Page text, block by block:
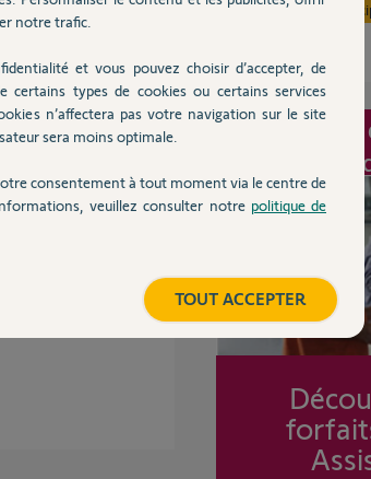
discussion
avoir
Intervention
à
notre trafic.
et vous pouvez choisir d’accepter, de
types de cookies ou certains services
n’affectera pas votre navigation sur le site
sera moins optimale.
consentement à tout moment via le centre de
veuillez consulter notre politique de
TOUT ACCEPTER